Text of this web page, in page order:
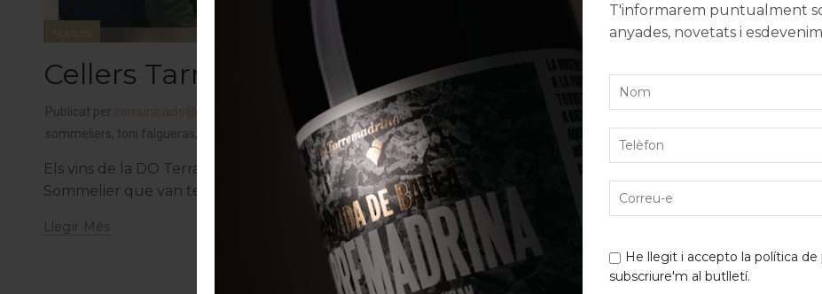
T'informarem puntualment
anyades, novetats i
He llegit i accepto la política de
subscriure'm al butlletí.
Notícies
Cellers Tarroné a la Nit dels Sommeliers
Publicat per comunicacio@cellerstarrone.com audrey dore,celler can roca DO Terra Alta,jordi rius,josep roca,nit dels
sommeliers, toni falgueras,
Els vins de la DO Terra Alta van ser ahir protagonistes al Concurs de Millor Sommelier de Catalunya 2017 i la
Sommelier que van tenir lloc a Xerta, amb una organització impecable de...
Llegir Més